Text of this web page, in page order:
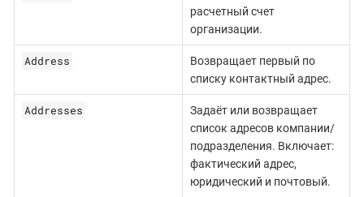
расчетный счет
организации.
Address
Возвращает первый по
списку контактный адрес.
Addresses
Задаёт или возвращает
список адресов компании/
подразделения. Включает:
фактический адрес,
юридический и почтовый.